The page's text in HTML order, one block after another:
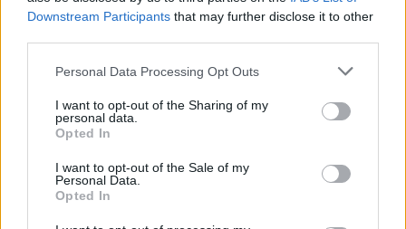
Downstream Participants that may further disclose it to other
Please note that this website/app uses one or more Google
not limited to your visit or usage behaviour. You may click to
grant or deny consent to Google and its third-party tags to
use your data for below specified purposes in below Google
consent section.
Personal Data Processing Opt Outs
I want to opt-out of the Sharing of my
personal data.
Opted In
I want to opt-out of the Sale of my
Personal Data.
Opted In